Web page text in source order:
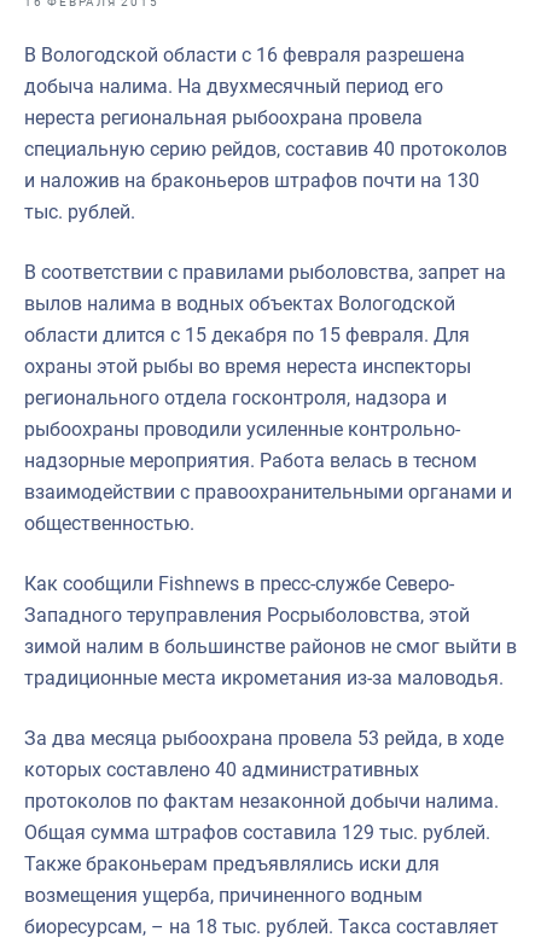
Выставки и конференции
Научно-практическая литература
Рыбоохрана России
Укрепление духовно-нравственных ценностей
События в России и мире
В Вологодской области с 16 февраля разрешена
добыча налима. На двухмесячный период его
нереста региональная рыбоохрана провела
специальную серию рейдов, составив 40 протоколов
и наложив на браконьеров штрафов почти на 130
тыс. рублей.
В соответствии с правилами рыболовства, запрет на
вылов налима в водных объектах Вологодской
области длится с 15 декабря по 15 февраля. Для
охраны этой рыбы во время нереста инспекторы
регионального отдела госконтроля, надзора и
рыбоохраны проводили усиленные контрольно-
надзорные мероприятия. Работа велась в тесном
взаимодействии с правоохранительными органами и
общественностью.
Как сообщили Fishnews в пресс-службе Северо-
Западного теруправления Росрыболовства, этой
зимой налим в большинстве районов не смог выйти в
традиционные места икрометания из-за маловодья.
За два месяца рыбоохрана провела 53 рейда, в ходе
которых составлено 40 административных
протоколов по фактам незаконной добычи налима.
Общая сумма штрафов составила 129 тыс. рублей.
Также браконьерам предъявлялись иски для
возмещения ущерба, причиненного водным
биоресурсам, – на 18 тыс. рублей. Такса составляет